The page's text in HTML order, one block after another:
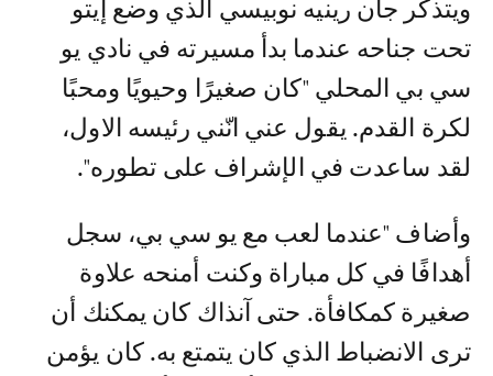
ويتذكر جان رينيه نوبيسي الذي وضع إيتو
تحت جناحه عندما بدأ مسيرته في نادي يو
سي بي المحلي "كان صغيرًا وحيويًا ومحبًا
لكرة القدم. يقول عني انّني رئيسه الاول،
لقد ساعدت في الإشراف على تطوره".
وأضاف "عندما لعب مع يو سي بي، سجل
أهدافًا في كل مباراة وكنت أمنحه علاوة
صغيرة كمكافأة. حتى آنذاك كان يمكنك أن
ترى الانضباط الذي كان يتمتع به. كان يؤمن